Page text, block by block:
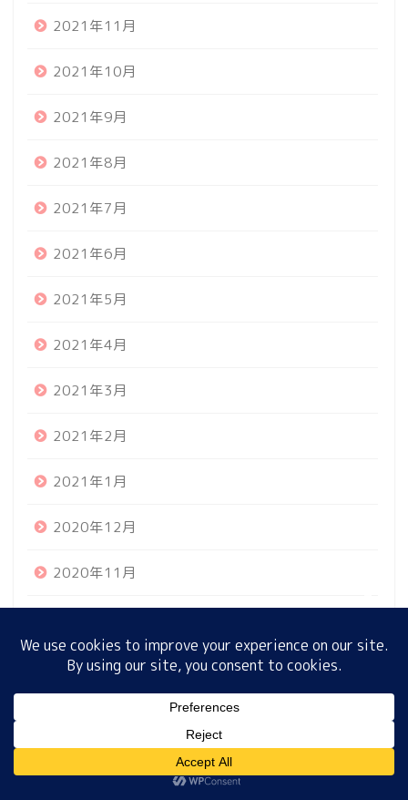
2021年11月
2021年10月
2021年9月
2021年8月
2021年7月
2021年6月
2021年5月
2021年4月
2021年3月
2021年2月
2021年1月
2020年12月
2020年11月
2020年9月
プロフィール サイトマップ